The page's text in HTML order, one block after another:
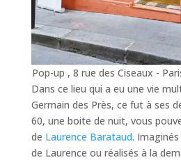
Pop-up , 8 rue des Ciseaux -
Dans ce lieu qui a eu une vie
Germain des Près, ce fut à ses
60, une boite de nuit, vous
de Laurence Barataud.
de Laurence ou réalisés à la